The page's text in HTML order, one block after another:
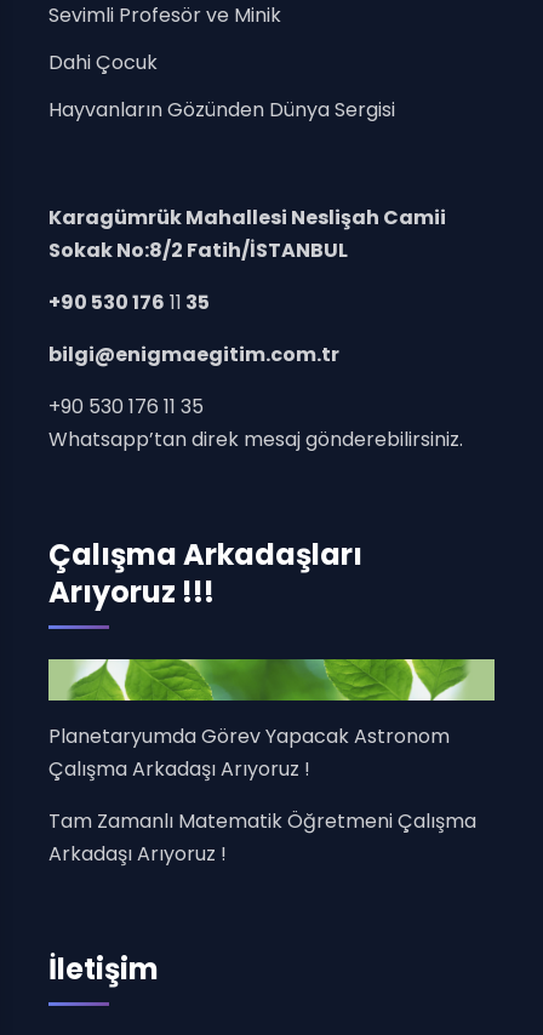
Sevimli Profesör ve Minik
Dahi Çocuk
Hayvanların Gözünden Dünya Sergisi
Karagümrük Mahallesi Neslişah Camii
Sokak No:8/2 Fatih/İSTANBUL
+90 530 176 11 35
bilgi@enigmaegitim.com.tr
+90 530 176 11 35
Whatsapp’tan direk mesaj gönderebilirsiniz.
Çalışma Arkadaşları
Arıyoruz !!!
Planetaryumda Görev Yapacak Astronom
Çalışma Arkadaşı Arıyoruz !
Tam Zamanlı Matematik Öğretmeni Çalışma
Arkadaşı Arıyoruz !
İletişim